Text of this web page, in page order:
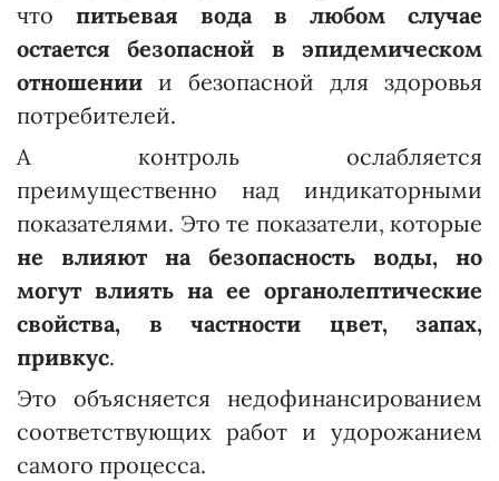
что питьевая вода в любом случае
остается безопасной в эпидемическом
отношении и безопасной для здоровья
потребителей.
А контроль ослабляется
преимущественно над индикаторными
показателями. Это те показатели, которые
не влияют на безопасность воды, но
могут влиять на ее органолептические
свойства, в частности цвет, запах,
привкус.
Это объясняется недофинансированием
соответствующих работ и удорожанием
самого процесса.